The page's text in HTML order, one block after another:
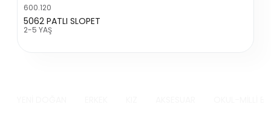
600.120
5062 PATLI SLOPET
2-5 YAŞ